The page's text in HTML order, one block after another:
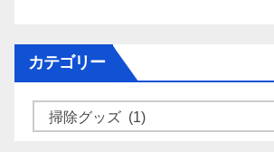
カテゴリー